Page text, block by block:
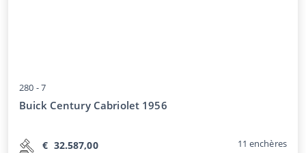
280 -7
Buick Century Cabriolet 1956
€ 32.587,00 11 enchères